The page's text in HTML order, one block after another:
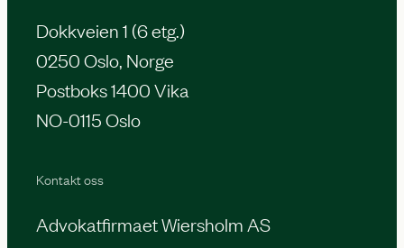
Kontakt oss
Advokatfirmaet Wiersholm AS
Dokkveien 1 (6 etg.)
0250 Oslo, Norge
Postboks 1400 Vika
NO-0115 Oslo